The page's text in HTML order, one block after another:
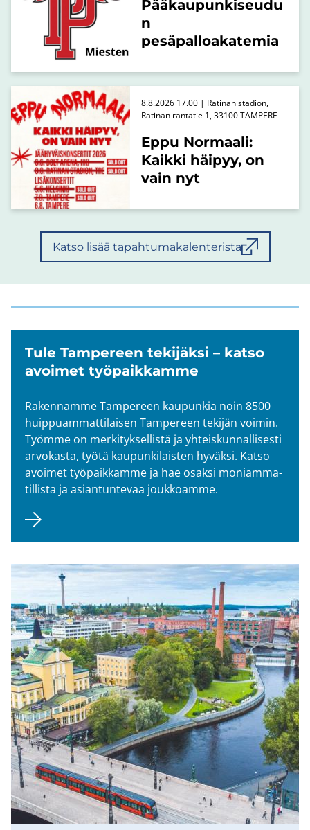
Pääkaupunkiseudu
n
pesäpalloakatemia
Eppu Normaali:
Kaikki häipyy, on
vain nyt
8.8.2026 17.00 | Ratinan stadion,
Ratinan rantatie 1, 33100 TAMPERE
Katso lisää tapahtumakalenterista
Tule Tam­pe­reen te­ki­jäk­si – katso
avoi­met työ­paik­kam­me
Ra­ken­nam­me Tam­pe­reen kau­pun­kia noin 8500
huip­puam­mat­ti­lai­sen Tam­pe­reen te­ki­jän voi­min.
Työm­me on mer­ki­tyk­sel­lis­tä ja yh­teis­kun­nal­li­ses­ti
ar­vo­kas­ta, työtä kau­pun­ki­lais­ten hy­väk­si. Katso
avoi­met työ­paik­kam­me ja hae osak­si mo­niam­ma­
til­lis­ta ja asian­tun­te­vaa jouk­koam­me.